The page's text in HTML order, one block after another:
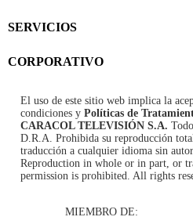
SERVICIOS
CORPORATIVO
El uso de este sitio web implica la
condiciones y Políticas de
CARACOL TELEVISIÓN S.A.
D.R.A. Prohibida su reproducción
traducción a cualquier idioma sin
Reproduction in whole or in part, or
permission is prohibited. All rights
MIEMBRO DE: